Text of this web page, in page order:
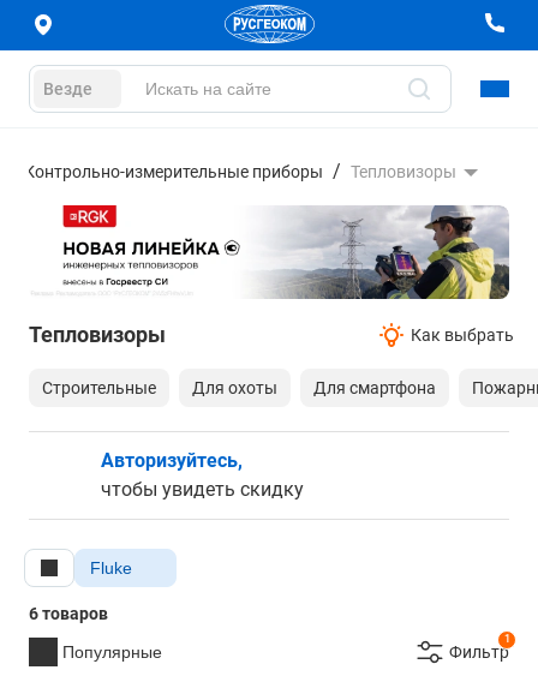
Везде
Контрольно-измерительные приборы Тепловизоры
Тепловизоры Как выбрать
Строительные Для охоты Для смартфона
Авторизуйтесь,
чтобы увидеть скидку
Fluke
6 товаров
Популярные
1
Фильтр